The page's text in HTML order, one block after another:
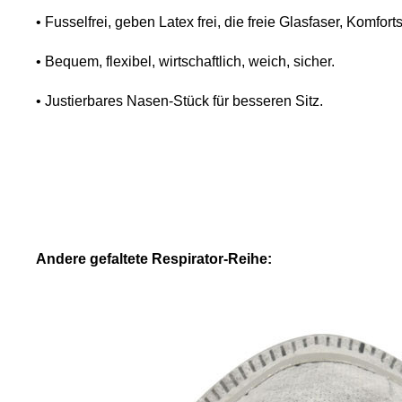
• Fusselfrei, geben Latex frei, die freie Glasfaser,
• Bequem, flexibel, wirtschaftlich, weich, sicher.
• Justierbares Nasen-Stück für besseren Sitz.
Andere gefaltete Respirator-Reihe: